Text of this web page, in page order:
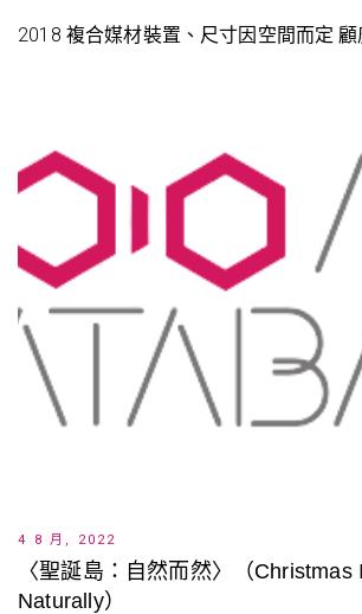
2018 複合媒材裝置、尺寸因空間而定 顧
4 8 月, 2022
〈聖誕島：自然而然〉（Christmas
Naturally）